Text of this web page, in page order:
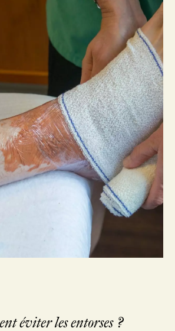
éviter les entorses ?